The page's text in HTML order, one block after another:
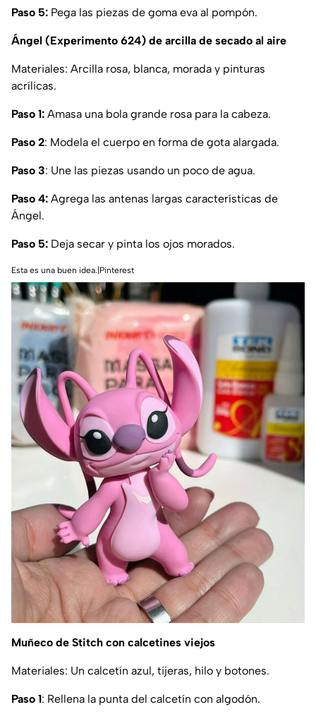
Paso 5: Pega las piezas de goma eva al pompón.
Ángel (Experimento 624) de arcilla de secado al aire
Materiales: Arcilla rosa, blanca, morada y pinturas
acrílicas.
Paso 1: Amasa una bola grande rosa para la cabeza.
Paso 2: Modela el cuerpo en forma de gota alargada.
Paso 3: Une las piezas usando un poco de agua.
Paso 4: Agrega las antenas largas características de
Ángel.
Paso 5: Deja secar y pinta los ojos morados.
Esta es una buen idea.|Pinterest
Muñeco de Stitch con calcetines viejos
Materiales: Un calcetín azul, tijeras, hilo y botones.
Paso 1: Rellena la punta del calcetín con algodón.